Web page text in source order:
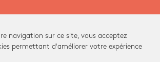
navigation sur ce site, vous acceptez
permettant d'améliorer votre expérience